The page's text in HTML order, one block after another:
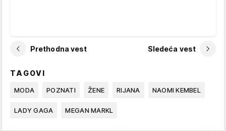
Prethodna vest Sledeća vest
TAGOVI
MODA POZNATI ŽENE RIJANA NAOMI KEMBEL
LADY GAGA MEGAN MARKL